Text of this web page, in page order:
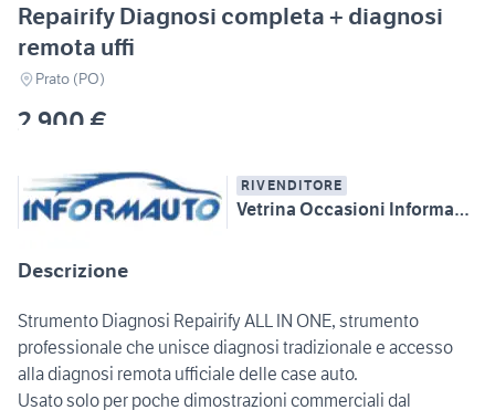
Repairify Diagnosi completa + diagnosi
remota uffi
Prato (PO)
2.900 €
RIVENDITORE
Vetrina Occasioni Informauto
Descrizione
Strumento Diagnosi Repairify ALL IN ONE, strumento
professionale che unisce diagnosi tradizionale e accesso
alla diagnosi remota ufficiale delle case auto.
Usato solo per poche dimostrazioni commerciali dal